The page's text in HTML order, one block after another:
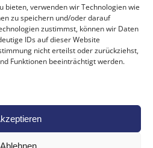
bieten, verwenden wir Technologien wie
zu speichern und/oder darauf
zustimmst, können wir Daten
IDs auf dieser Website
nicht erteilst oder zurückziehst,
Funktionen beeinträchtigt werden.
Ablehnen